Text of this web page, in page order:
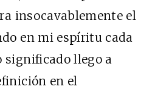
insocavablemente el
en mi espíritu cada
significado llego a
en el